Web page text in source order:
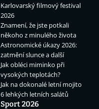
Karlovarský filmový festival
2026
Znamení, že jste potkali
někoho z minulého života
Astronomické úkazy 2026:
zatmění slunce a další
Jak obléci miminko při
vysokých teplotách?
Jak na dokonalé letní mojito
6 lehkých letních salátů
Sport 2026